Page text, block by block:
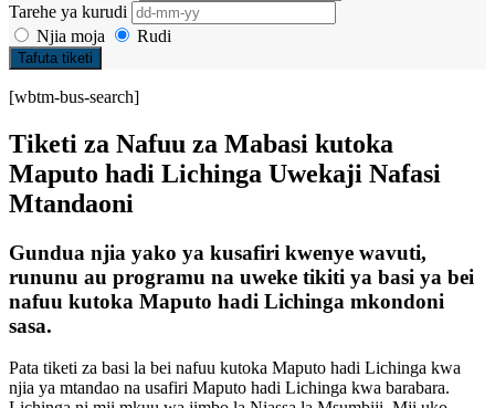
Tarehe ya kurudi
Njia moja
Rudi
Tafuta tiketi
[wbtm-bus-search]
Tiketi za Nafuu za Mabasi kutoka
Maputo hadi Lichinga Uwekaji Nafasi
Mtandaoni
Gundua njia yako ya kusafiri kwenye wavuti,
rununu au programu na uweke tikiti ya basi ya bei
nafuu kutoka Maputo hadi Lichinga mkondoni
sasa.
Pata tiketi za basi la bei nafuu kutoka Maputo hadi Lichinga kwa
njia ya mtandao na usafiri Maputo hadi Lichinga kwa barabara.